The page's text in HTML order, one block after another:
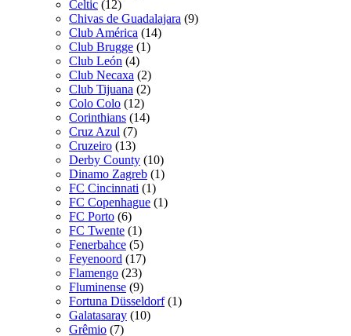
Celtic (12)
Chivas de Guadalajara (9)
Club América (14)
Club Brugge (1)
Club León (4)
Club Necaxa (2)
Club Tijuana (2)
Colo Colo (12)
Corinthians (14)
Cruz Azul (7)
Cruzeiro (13)
Derby County (10)
Dinamo Zagreb (1)
FC Cincinnati (1)
FC Copenhague (1)
FC Porto (6)
FC Twente (1)
Fenerbahce (5)
Feyenoord (17)
Flamengo (23)
Fluminense (9)
Fortuna Düsseldorf (1)
Galatasaray (10)
Grêmio (7)